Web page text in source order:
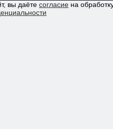
вы даёте согласие на